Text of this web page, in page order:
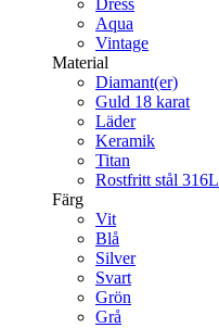
Dress
Aqua
Vintage
Material
Diamant(er)
Guld 18 karat
Läder
Keramik
Titan
Rostfritt stål 316L
Färg
Vit
Blå
Silver
Svart
Grön
Grå